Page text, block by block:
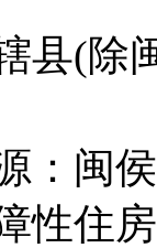
县(除
：闽
性住房